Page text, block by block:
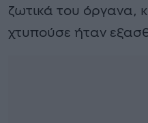
ζωτικά του όργανα,
χτυπούσε ήταν